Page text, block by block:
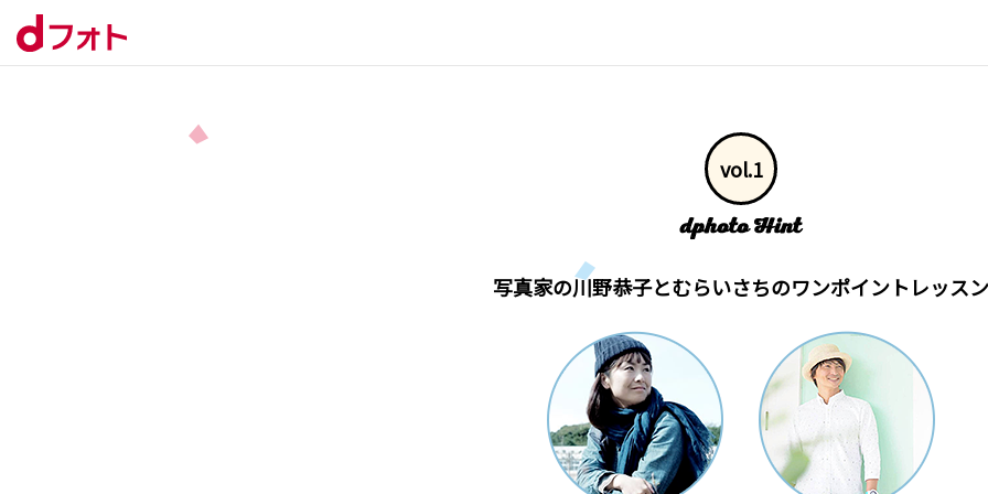
vol.1
写真家の川野恭子とむらいさちのワンポイントレッスン